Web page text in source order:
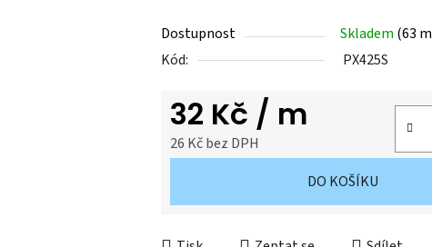
5
hvězdiček.
Dostupnost Skladem (63 m
Kód:
PX425S
32 Kč / m
26 Kč bez DPH
DO KOŠÍKU